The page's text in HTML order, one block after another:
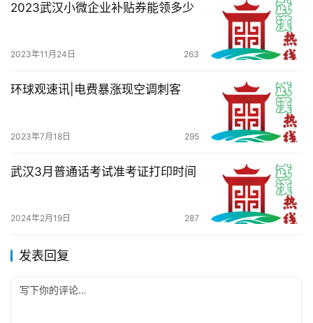
2023武汉小微企业补贴券能领多少
2023年11月24日 263
环球观速讯|电费暴涨现空调刺客
2023年7月18日 295
武汉3月普通话考试准考证打印时间
2024年2月19日 287
发表回复